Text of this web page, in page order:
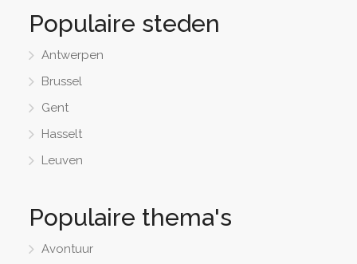
Populaire steden
Antwerpen
Brussel
Gent
Hasselt
Leuven
Populaire thema's
Avontuur